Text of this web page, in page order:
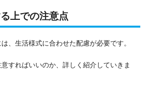
上での注意点
、生活様式に合わせた配慮が必要です。
すればいいのか、詳しく紹介していきま